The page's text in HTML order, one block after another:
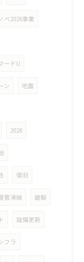
ベ2026事業
ードU
ン 地震
2026
復旧
管凍結 破裂
設備更新
フラ